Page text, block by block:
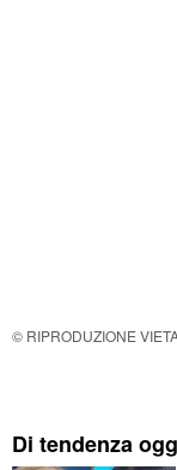
© RIPRODUZIONE
Di tendenza